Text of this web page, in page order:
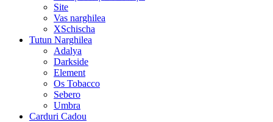
Site
Vas narghilea
XSchischa
Tutun Narghilea
Adalya
Darkside
Element
Os Tobacco
Sebero
Umbra
Carduri Cadou